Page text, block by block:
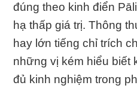
đúng theo kinh điển
hạ thấp giá trị. Thông
hay lớn tiếng chỉ trích
những vị kém hiểu biết
đủ kinh nghiệm trong